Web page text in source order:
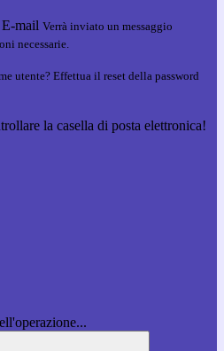
E-mail Verrà inviato un messaggio
necessarie.
utente? Effettua il reset della password
la casella di posta elettronica!